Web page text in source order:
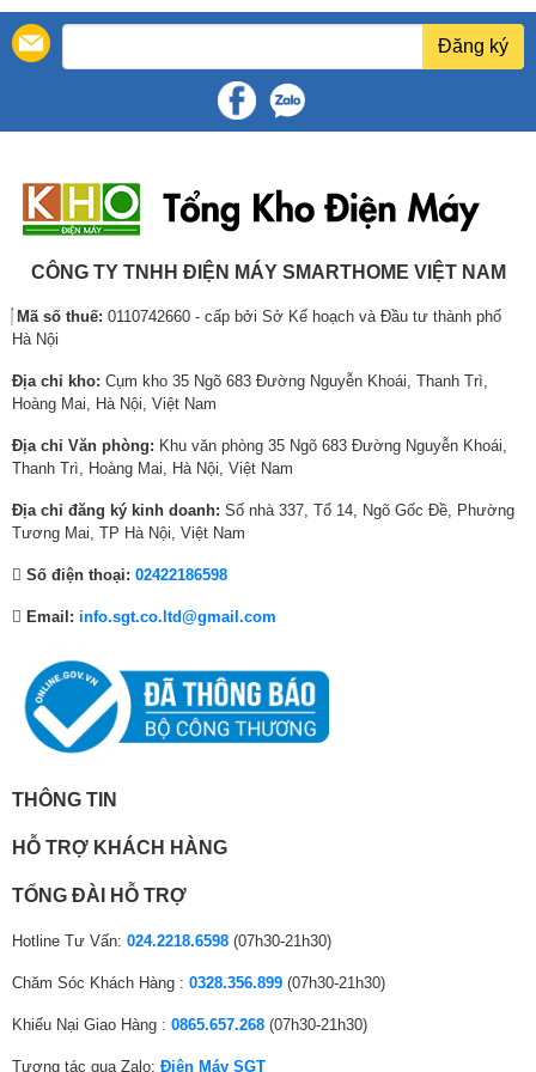
ố
c
:
,
6
9
5
6
0
0
₫
h
i
t
i
à
,
9
1
3
0
0
0
₫
ố
l
à
:
6
8
0
0
h
ệ
n
t
l
,
1
0
0
0
₫
ố
c
:
,
8
6
0
h
t
i
l
:
,
0
0
Đăng ký
CÔNG TY TNHH ĐIỆN MÁY SMARTHOME VIỆT NAM
Mã số thuế: 0110742660 - cấp bởi Sở Kế hoạch và Đầu tư thành phố
Hà Nội
Địa chỉ kho: Cụm kho 35 Ngõ 683 Đường Nguyễn Khoái, Thanh Trì,
Hoàng Mai, Hà Nội, Việt Nam
Địa chỉ Văn phòng: Khu văn phòng 35 Ngõ 683 Đường Nguyễn Khoái,
Thanh Trì, Hoàng Mai, Hà Nội, Việt Nam
Địa chỉ đăng ký kinh doanh: Số nhà 337, Tổ 14, Ngõ Gốc Đề, Phường
Tương Mai, TP Hà Nội, Việt Nam
Số điện thoại: 02422186598
Email: info.sgt.co.ltd@gmail.com
THÔNG TIN
HỖ TRỢ KHÁCH HÀNG
TỔNG ĐÀI HỖ TRỢ
Hotline Tư Vấn: 024.2218.6598 (07h30-21h30)
Chăm Sóc Khách Hàng : 0328.356.899 (07h30-21h30)
Khiếu Nại Giao Hàng : 0865.657.268 (07h30-21h30)
Tương tác qua Zalo: Điện Máy SGT